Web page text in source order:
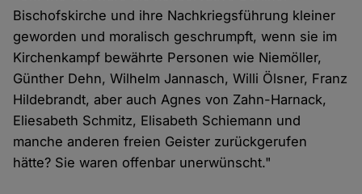
Bischofskirche und ihre Nachkriegsführung kleiner
geworden und moralisch geschrumpft, wenn sie im
Kirchenkampf bewährte Personen wie Niemöller,
Günther Dehn, Wilhelm Jannasch, Willi Ölsner, Franz
Hildebrandt, aber auch Agnes von Zahn-Harnack,
Eliesabeth Schmitz, Elisabeth Schiemann und
manche anderen freien Geister zurückgerufen
hätte? Sie waren offenbar unerwünscht."